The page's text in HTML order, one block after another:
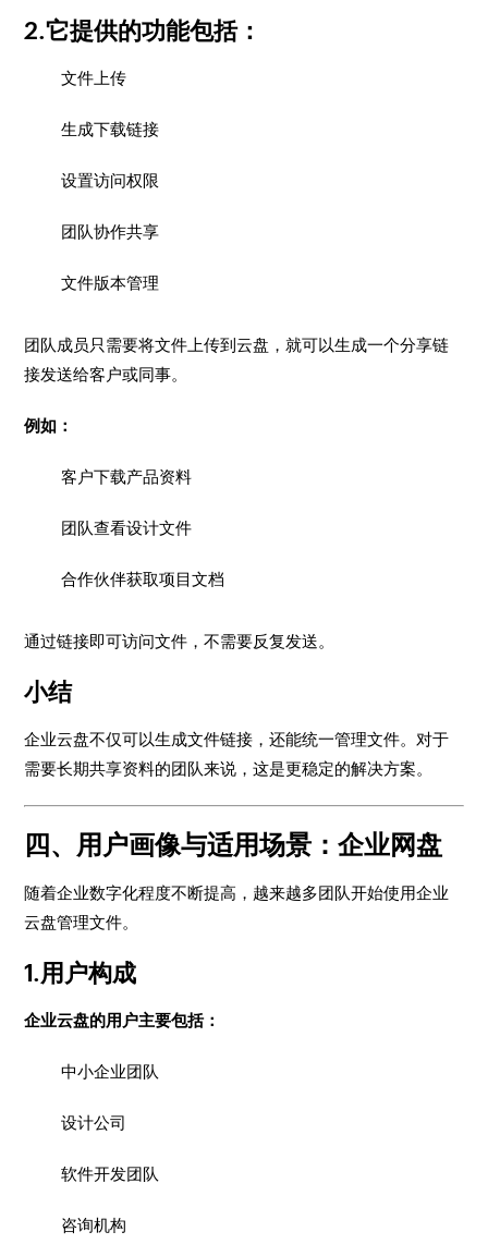
2.它提供的功能包括：
文件上传
生成下载链接
设置访问权限
团队协作共享
文件版本管理
团队成员只需要将文件上传到云盘，就可以生成一个分享链
接发送给客户或同事。
例如：
客户下载产品资料
团队查看设计文件
合作伙伴获取项目文档
通过链接即可访问文件，不需要反复发送。
小结
企业云盘不仅可以生成文件链接，还能统一管理文件。对于
需要长期共享资料的团队来说，这是更稳定的解决方案。
四、用户画像与适用场景：企业网盘
随着企业数字化程度不断提高，越来越多团队开始使用企业
云盘管理文件。
1.用户构成
企业云盘的用户主要包括：
中小企业团队
设计公司
软件开发团队
咨询机构